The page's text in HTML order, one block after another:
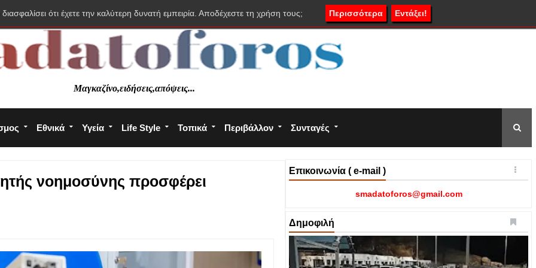
Μαγκαζίνο,ειδήσεις,απόψεις...
Εθνικά Υγεία Life Style Τοπικά Περιβάλλον Συνταγές
νοημοσύνης προσφέρει
Επικοινωνία ( e-mail )
smadatoforos@gmail.com
Δημοφιλή
ότι έχετε την καλύτερη δυνατή εμπειρία. Αποδέχεστε τη χρήση τους; Περισσότερα Εντάξει!